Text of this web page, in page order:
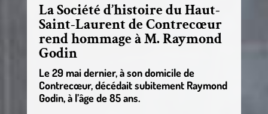
La Société d’histoire du Haut-
Saint-Laurent de Contrecœur
rend hommage à M. Raymond
Godin
Le 29 mai dernier, à son domicile de
Contrecœur, décédait subitement Raymond
Godin, à l’âge de 85 ans.